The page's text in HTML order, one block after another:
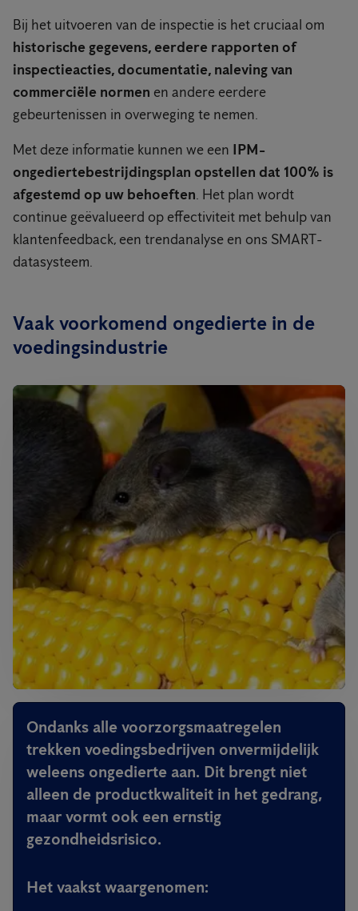
Bij het uitvoeren van de inspectie is het cruciaal om
historische gegevens, eerdere rapporten of
inspectieacties, documentatie, naleving van
commerciële normen en andere eerdere
gebeurtenissen in overweging te nemen.
Met deze informatie kunnen we een IPM-
ongediertebestrijdingsplan opstellen dat 100% is
afgestemd op uw behoeften. Het plan wordt
continue geëvalueerd op effectiviteit met behulp van
klantenfeedback, een trendanalyse en ons SMART-
datasysteem.
Vaak voorkomend ongedierte in de
voedingsindustrie
Ondanks alle voorzorgsmaatregelen
trekken voedingsbedrijven onvermijdelijk
weleens ongedierte aan. Dit brengt niet
alleen de productkwaliteit in het gedrang,
maar vormt ook een ernstig
gezondheidsrisico.
Het vaakst waargenomen: